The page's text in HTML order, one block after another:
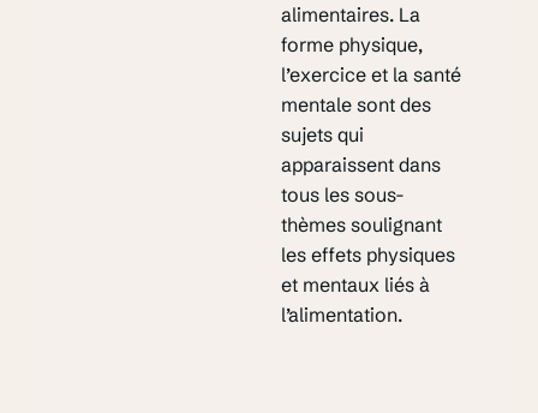
alimentaires. La
forme physique,
l’exercice et la santé
mentale sont des
sujets qui
apparaissent dans
tous les sous-
thèmes soulignant
les effets physiques
et mentaux liés à
l’alimentation.